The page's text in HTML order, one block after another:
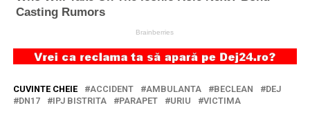
CUVINTE CHEIE ACCIDENT AMBULANTA BECLEAN
DEJ
DN17
IPJ BISTRITA PARAPET URIU VICTIMA